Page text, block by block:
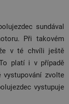
sundával
Při takovém
v té chvíli ještě
platí i v případě
vystupování zvolte
vystupuje